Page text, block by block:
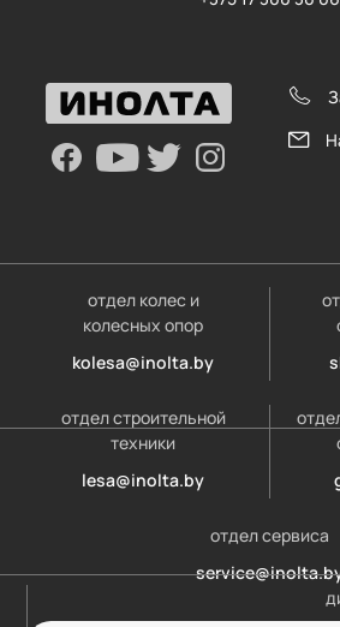
отдел колес и
колесных опор
kolesa@inolta.by
отдел строительной
техники
lesa@inolta.by
отдел сервиса